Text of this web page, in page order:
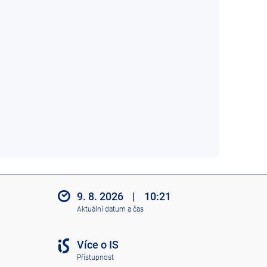
9. 8. 2026 | 10:21
Aktuální datum a čas
Více o IS
Přístupnost